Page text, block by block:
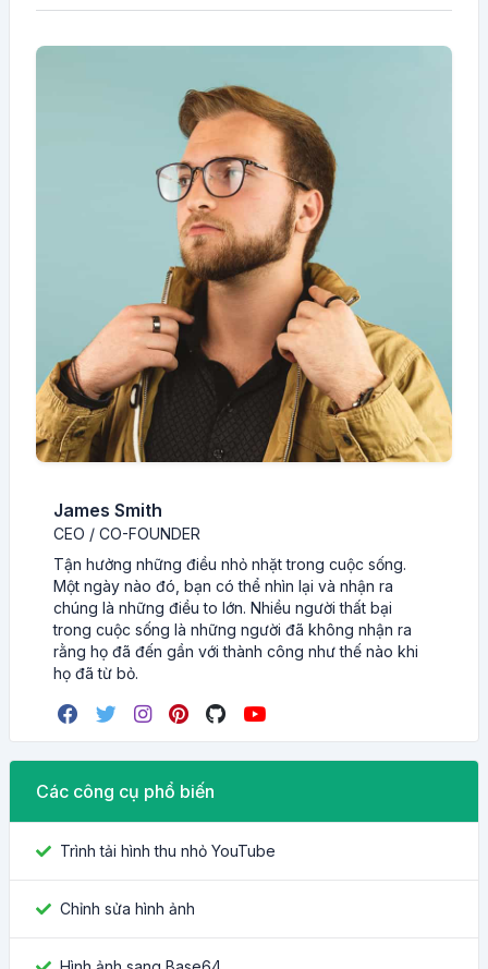
James Smith
CEO / CO-FOUNDER
Tận hưởng những điều nhỏ nhặt trong cuộc sống.
Một ngày nào đó, bạn có thể nhìn lại và nhận ra
chúng là những điều to lớn. Nhiều người thất bại
trong cuộc sống là những người đã không nhận ra
rằng họ đã đến gần với thành công như thế nào khi
họ đã từ bỏ.
Các công cụ phổ biến
Trình tải hình thu nhỏ YouTube
Chỉnh sửa hình ảnh